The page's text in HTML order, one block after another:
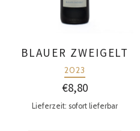
BLAUER ZWEIGELT
2023
€8,80
Lieferzeit: sofort lieferbar